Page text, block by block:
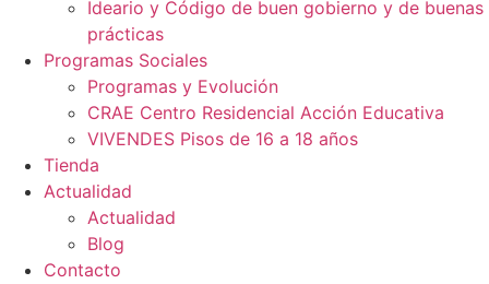
Ideario y Código de buen gobierno y de buenas
prácticas
Programas Sociales
Programas y Evolución
CRAE Centro Residencial Acción Educativa
VIVENDES Pisos de 16 a 18 años
Tienda
Actualidad
Actualidad
Blog
Contacto